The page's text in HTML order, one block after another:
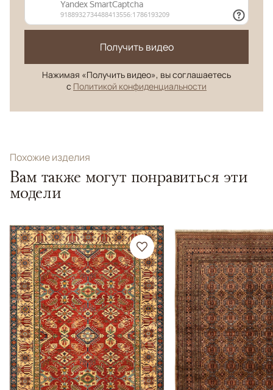
Получить видео
Нажимая «Получить видео», вы соглашаетесь
с Политикой конфиденциальности
Похожие изделия
Вам также могут понравиться эти
модели